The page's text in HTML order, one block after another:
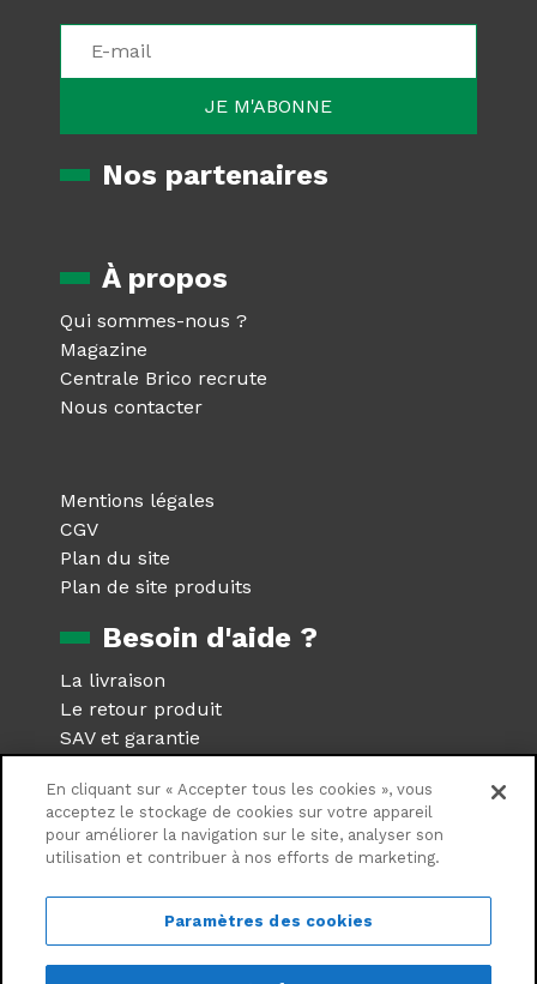
Nos partenaires
À propos
Qui sommes-nous ?
Magazine
Centrale Brico recrute
Nous contacter
Mentions légales
CGV
Plan du site
Plan de site produits
Besoin d'aide ?
La livraison
Le retour produit
SAV et garantie
Réseaux sociaux
Suivez nous sur les réseaux
En cliquant sur « Accepter tous les cookies », vous
acceptez le stockage de cookies sur votre appareil
pour améliorer la navigation sur le site, analyser son
utilisation et contribuer à nos efforts de marketing.
Paramètres des cookies